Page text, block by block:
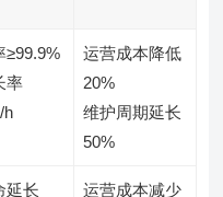
≥99.9%
率
h
运营成本降低
20%
维护周期延长
50%
延长
运营成本减少